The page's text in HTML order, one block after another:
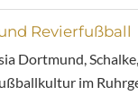
Revierfußball
Dortmund,
im